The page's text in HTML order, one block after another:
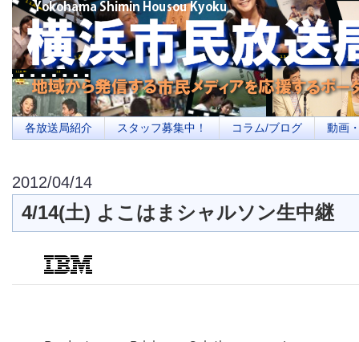
横浜の地域メディア、地域・市民・放送局・メディアを応援するポータルサ
を目指します
各放送局紹介 スタッフ募集中！ コラム/ブログ 動画
2012/04/14
4/14(土) よこはまシャルソン生中継